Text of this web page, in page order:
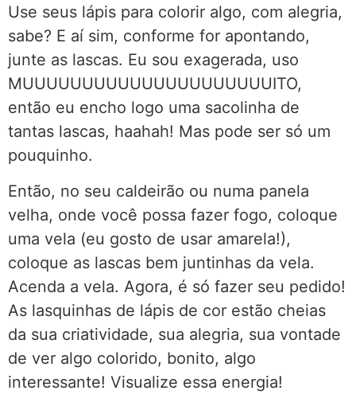
Use seus lápis para colorir algo, com alegria,
sabe? E aí sim, conforme for apontando,
junte as lascas. Eu sou exagerada, uso
MUUUUUUUUUUUUUUUUUUUUUITO,
então eu encho logo uma sacolinha de
tantas lascas, haahah! Mas pode ser só um
pouquinho.
Então, no seu caldeirão ou numa panela
velha, onde você possa fazer fogo, coloque
uma vela (eu gosto de usar amarela!),
coloque as lascas bem juntinhas da vela.
Acenda a vela. Agora, é só fazer seu pedido!
As lasquinhas de lápis de cor estão cheias
da sua criatividade, sua alegria, sua vontade
de ver algo colorido, bonito, algo
interessante! Visualize essa energia!